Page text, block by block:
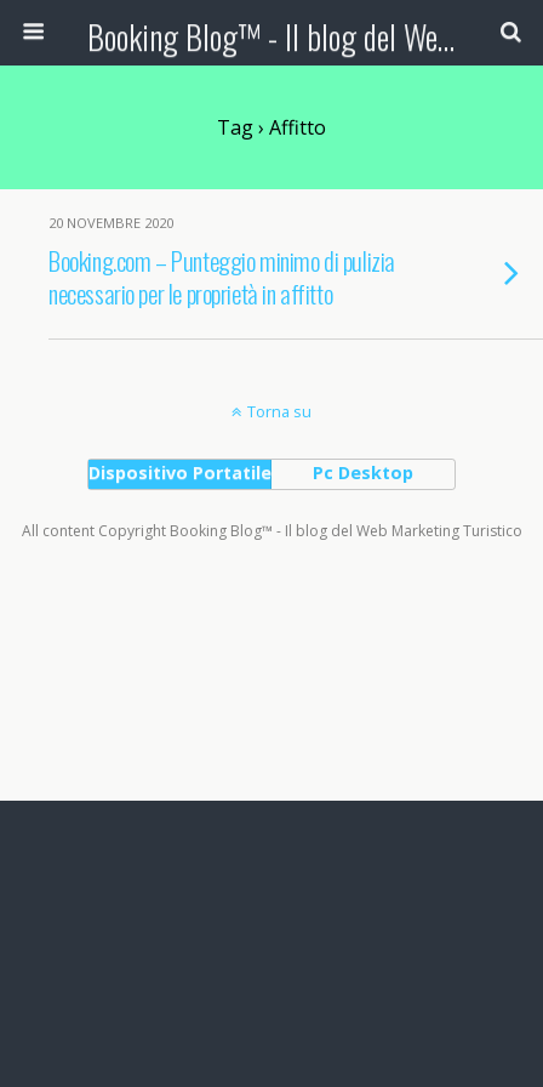
Booking Blog™ - Il blog del Web Marketing Turistico
Tag › Affitto
20 NOVEMBRE 2020
Booking.com – Punteggio minimo di pulizia
necessario per le proprietà in affitto
Torna su
Dispositivo Portatile Pc Desktop
All content Copyright Booking Blog™ - Il blog del Web Marketing Turistico